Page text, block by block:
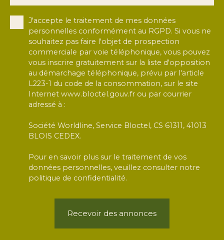
J'accepte le traitement de mes données
personnelles conformément au RGPD. Si vous ne
souhaitez pas faire l'objet de prospection
commerciale par voie téléphonique, vous pouvez
vous inscrire gratuitement sur la liste d'opposition
au démarchage téléphonique, prévu par l'article
L223-1 du code de la consommation, sur le site
Internet www.bloctel.gouv.fr ou par courrier
adressé à :
Société Worldline, Service Bloctel, CS 61311, 41013
BLOIS CEDEX.
Pour en savoir plus sur le traitement de vos
données personnelles, veuillez consulter notre
politique de confidentialité.
Recevoir des annonces